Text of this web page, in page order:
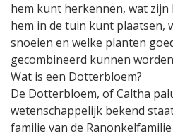
hem kunt herkennen, wat zijn
hem in de tuin kunt plaatsen,
snoeien en welke planten
gecombineerd kunnen
Wat is een Dotterbloem?
De Dotterbloem, of Caltha
wetenschappelijk bekend
familie van de